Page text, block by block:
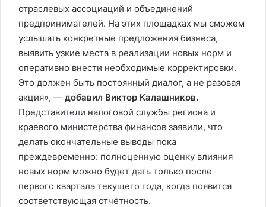
отраслевых ассоциаций и объединений
предпринимателей. На этих площадках мы сможем
услышать конкретные предложения бизнеса,
выявить узкие места в реализации новых норм и
оперативно внести необходимые корректировки.
Это должен быть постоянный диалог, а не разовая
акция», — добавил Виктор Калашников.
Представители налоговой службы региона и
краевого министерства финансов заявили, что
делать окончательные выводы пока
преждевременно: полноценную оценку влияния
новых норм можно будет дать только после
первого квартала текущего года, когда появится
соответствующая отчётность.